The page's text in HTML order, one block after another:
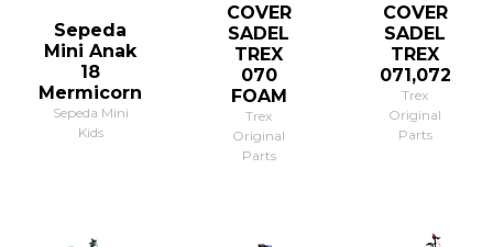
Sepeda
Mini Anak
18
Mermicorn
Sepeda Mini
Kids
COVER
SADEL
TREX
070
FOAM
Trex
Original
Parts
COVER
SADEL
TREX
071,072
Trex
Original
Parts